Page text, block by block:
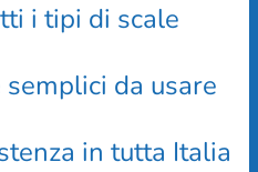
i tipi di scale
da usare
in tutta Italia